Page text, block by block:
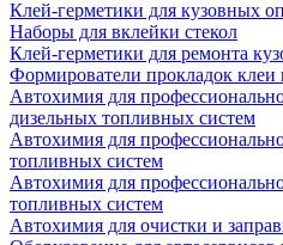
Клей-герметики для кузовных
Наборы для вклейки стекол
Клей-герметики для ремонта
Формирователи прокладок клеи
Автохимия для
дизельных топливных систем
Автохимия для
топливных систем
Автохимия для
топливных систем
Автохимия для очистки и